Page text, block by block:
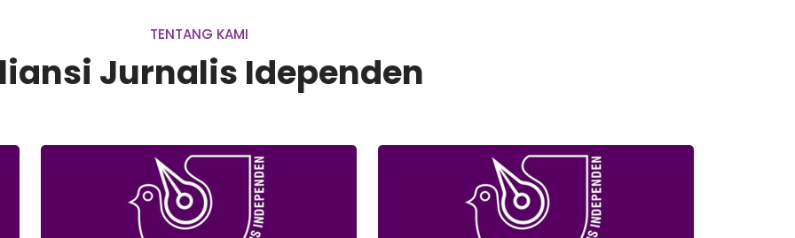
TENTANG KAMI
Jurnalis Idependen